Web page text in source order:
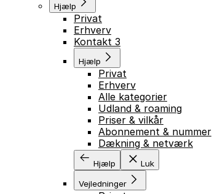
Hjælp
Privat
Erhverv
Kontakt 3
Hjælp
Privat
Erhverv
Alle kategorier
Udland & roaming
Priser & vilkår
Abonnement & nummer
Dækning & netværk
Hjælp Luk
Vejledninger